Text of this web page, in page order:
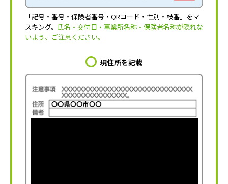
「記号・番号・保険者番号・QRコード・性別・枝番」をマ
スキング。 氏名・交付日・事業所名称・保険者名称が隠れな
いよう、ご注意ください。
現住所を記載